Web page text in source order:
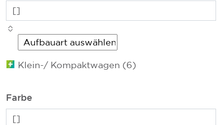
Klein-/ Kompaktwagen (6)
Farbe